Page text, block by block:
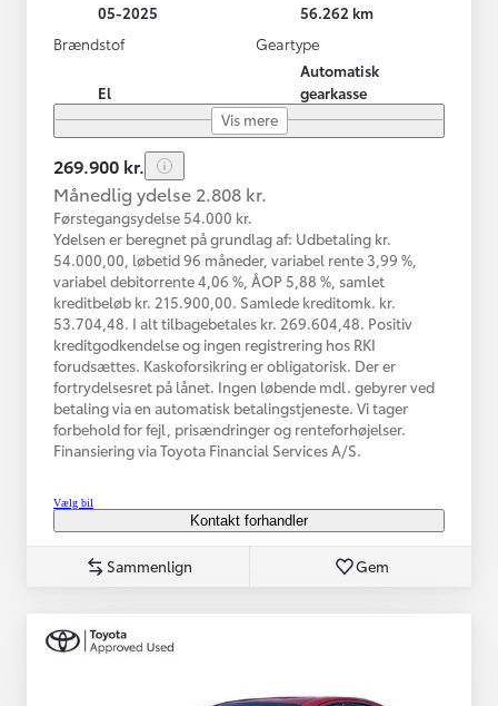
05-2025
56.262 km
Brændstof
El
Geartype
Automatisk
gearkasse
Vis mere
269.900 kr.
Månedlig ydelse 2.808 kr.
Førstegangsydelse 54.000 kr.
Ydelsen er beregnet på grundlag af: Udbetaling kr.
54.000,00, løbetid 96 måneder, variabel rente 3,99 %,
variabel debitorrente 4,06 %, ÅOP 5,88 %, samlet
kreditbeløb kr. 215.900,00. Samlede kreditomk. kr.
53.704,48. I alt tilbagebetales kr. 269.604,48. Positiv
kreditgodkendelse og ingen registrering hos RKI
forudsættes. Kaskoforsikring er obligatorisk. Der er
fortrydelsesret på lånet. Ingen løbende mdl. gebyrer ved
betaling via en automatisk betalingstjeneste. Vi tager
forbehold for fejl, prisændringer og renteforhøjelser.
Finansiering via Toyota Financial Services A/S.
Vælg bil
Kontakt forhandler
Sammenlign Gem